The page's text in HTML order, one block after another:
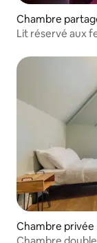
Chambre
Lit réservé aux
Chambre privée
Chambre